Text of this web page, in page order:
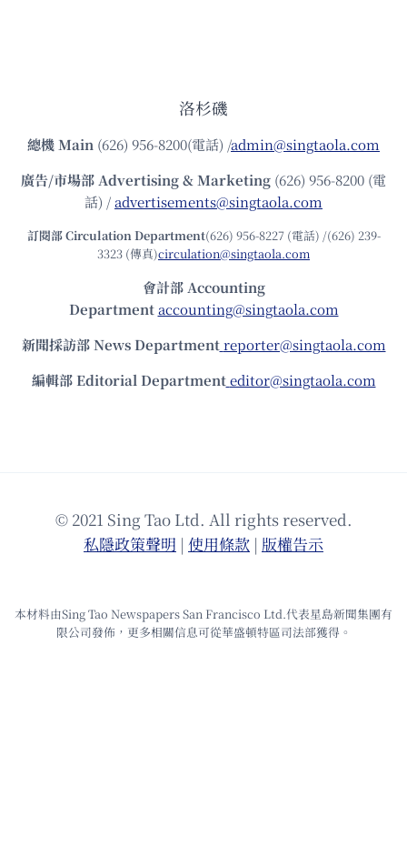
洛杉磯
總機Main (626) 956-8200(電話) /admin@singtaola.com
廣告/市場部Advertising & Marketing (626) 956-8200 (電
話) /advertisements@singtaola.com
訂閱部 Circulation Department(626) 956-8227 (電話) /(626) 239-
3323 (傳真)circulation@singtaola.com
會計部 Accounting
Department accounting@singtaola.com
新聞採訪部 News Department reporter@singtaola.com
編輯部 Editorial Department editor@singtaola.com
© 2021 Sing Tao Ltd. All rights reserved.
私隱政策聲明 | 使⽤條款 | 版權告⽰
本材料由Sing Tao Newspapers San Francisco Ltd.代表星島新聞集團有
限公司發佈，更多相關信息可從華盛頓特區司法部獲得。